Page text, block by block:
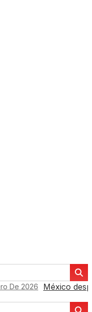
De 2026 México